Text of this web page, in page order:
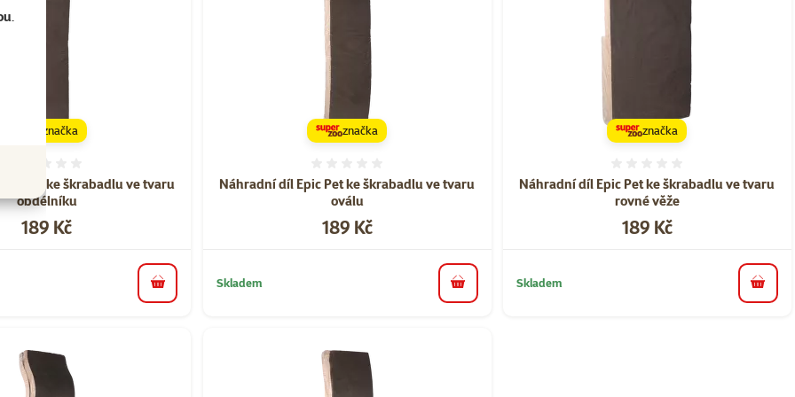
.
Pet ke škrabadlu ve tvaru
obdélníku
Cena
189 Kč
značka
do košíku
Náhradní díl Epic Pet ke škrabadlu ve tvaru
oválu
Cena
189 Kč
značka
Skladem do košíku
Náhradní díl Epic Pet ke škrabadlu ve tvaru
rovné věže
Cena
189 Kč
značka
Skladem do